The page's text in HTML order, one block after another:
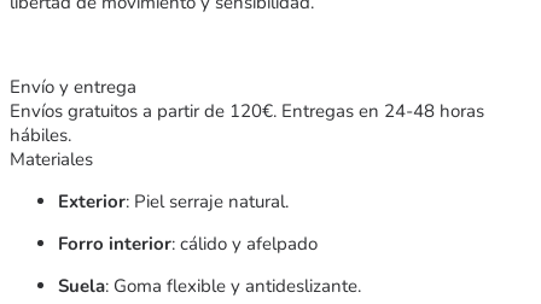
Envío y entrega
Envíos gratuitos a partir de 120€. Entregas en 24-48 horas
hábiles.
Materiales
Exterior: Piel serraje natural.
Forro interior: cálido y afelpado
Suela: Goma flexible y antideslizante.